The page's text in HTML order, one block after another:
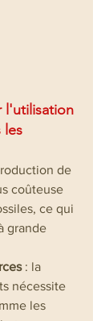
l'utilisation
les
de
coûteuse
ce qui
grande
: la
nécessite
les